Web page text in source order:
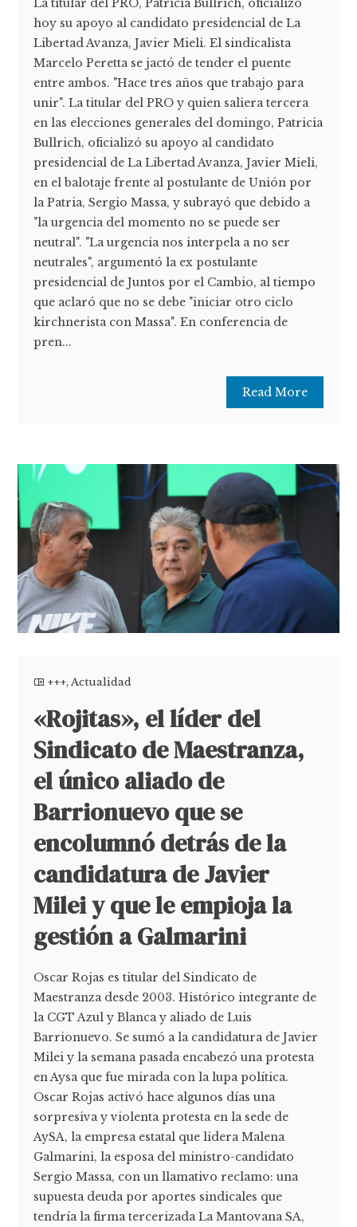
La titular del PRO, Patricia Bullrich, oficializó
hoy su apoyo al candidato presidencial de La
Libertad Avanza, Javier Mieli. El sindicalista
Marcelo Peretta se jactó de tender el puente
entre ambos. "Hace tres años que trabajo para
unir". La titular del PRO y quien saliera tercera
en las elecciones generales del domingo, Patricia
Bullrich, oficializó su apoyo al candidato
presidencial de La Libertad Avanza, Javier Mieli,
en el balotaje frente al postulante de Unión por
la Patria, Sergio Massa, y subrayó que debido a
"la urgencia del momento no se puede ser
neutral". "La urgencia nos interpela a no ser
neutrales", argumentó la ex postulante
presidencial de Juntos por el Cambio, al tiempo
que aclaró que no se debe "iniciar otro ciclo
kirchnerista con Massa". En conferencia de
pren...
Read More
+++,Actualidad
«Rojitas», el líder del
Sindicato de Maestranza,
el único aliado de
Barrionuevo que se
encolumnó detrás de la
candidatura de Javier
Milei y que le empioja la
gestión a Galmarini
Oscar Rojas es titular del Sindicato de
Maestranza desde 2003. Histórico integrante de
la CGT Azul y Blanca y aliado de Luis
Barrionuevo. Se sumó a la candidatura de Javier
Milei y la semana pasada encabezó una protesta
en Aysa que fue mirada con la lupa política.
Oscar Rojas activó hace algunos días una
sorpresiva y violenta protesta en la sede de
AySA, la empresa estatal que lidera Malena
Galmarini, la esposa del ministro-candidato
Sergio Massa, con un llamativo reclamo: una
supuesta deuda por aportes sindicales que
tendría la firma tercerizada La Mantovana SA,